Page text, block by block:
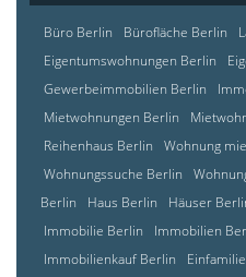
Büro Berlin Bürofläche Berlin
Eigentumswohnungen Berlin
Gewerbeimmobilien Berlin
Mietwohnungen Berlin
Reihenhaus Berlin
Wohnung
Wohnungssuche Berlin
Berlin
Haus Berlin Häuser
Immobilie Berlin
Immobilien
Immobilienkauf Berlin